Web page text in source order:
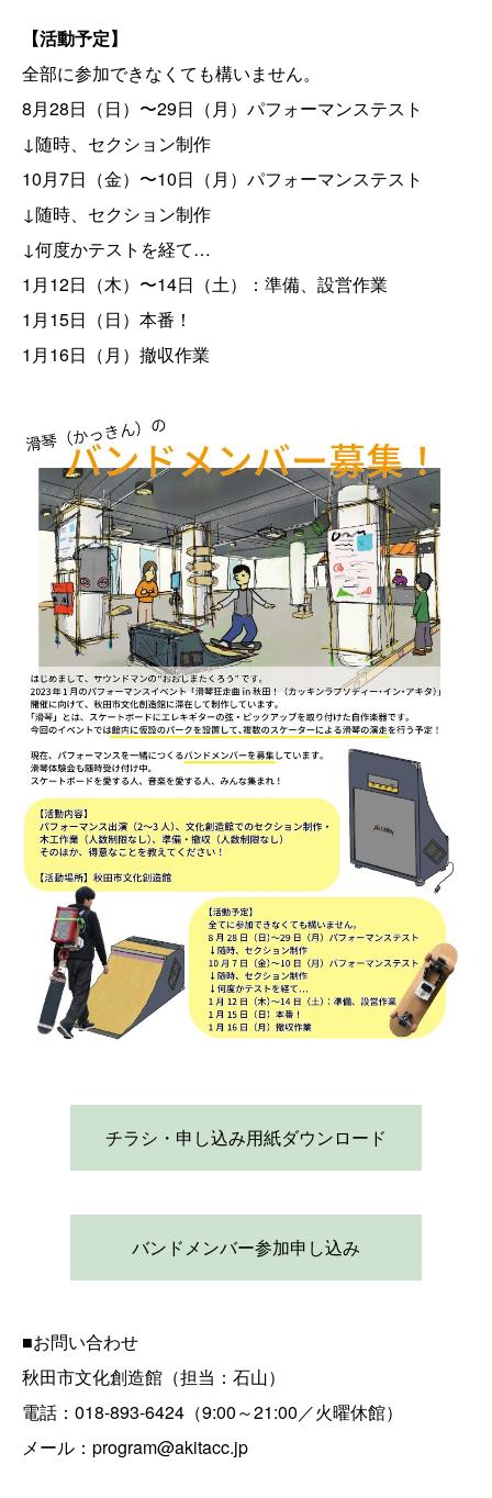
【活動予定】
全部に参加できなくても構いません。
8月28日（日）〜29日（月）パフォーマンステスト
↓随時、セクション制作
10月7日（金）〜10日（月）パフォーマンステスト
↓随時、セクション制作
↓何度かテストを経て…
1月12日（木）〜14日（土）：準備、設営作業
1月15日（日）本番！
1月16日（月）撤収作業
チラシ・申し込み用紙ダウンロード
バンドメンバー参加申し込み
■お問い合わせ
秋田市文化創造館（担当：石山）
電話：018-893-6424（9:00～21:00／火曜休館）
メール：program@akitacc.jp